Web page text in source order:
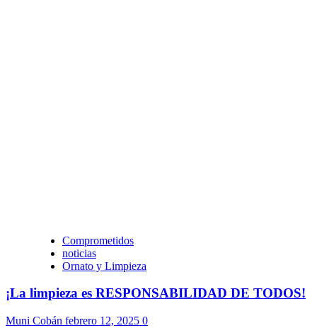
Comprometidos
noticias
Ornato y Limpieza
¡La limpieza es RESPONSABILIDAD DE TODOS!
Muni Cobán febrero 12, 2025 0